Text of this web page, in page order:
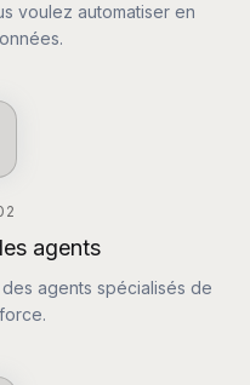
voulez automatiser en
agents
agents spécialisés de